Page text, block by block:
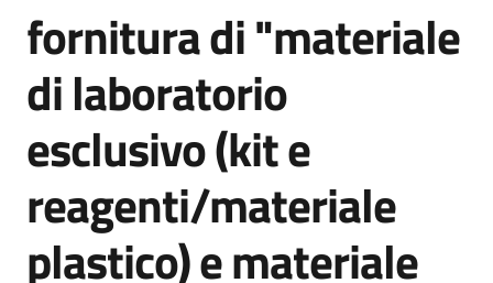
Bandi
e
di
Supporto
Salta al contenuto
fornitura di "materiale
di laboratorio
esclusivo (kit e
reagenti/materiale
plastico) e materiale